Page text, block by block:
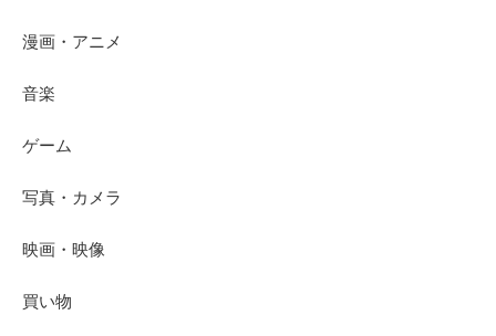
漫画・アニメ
音楽
ゲーム
写真・カメラ
映画・映像
買い物